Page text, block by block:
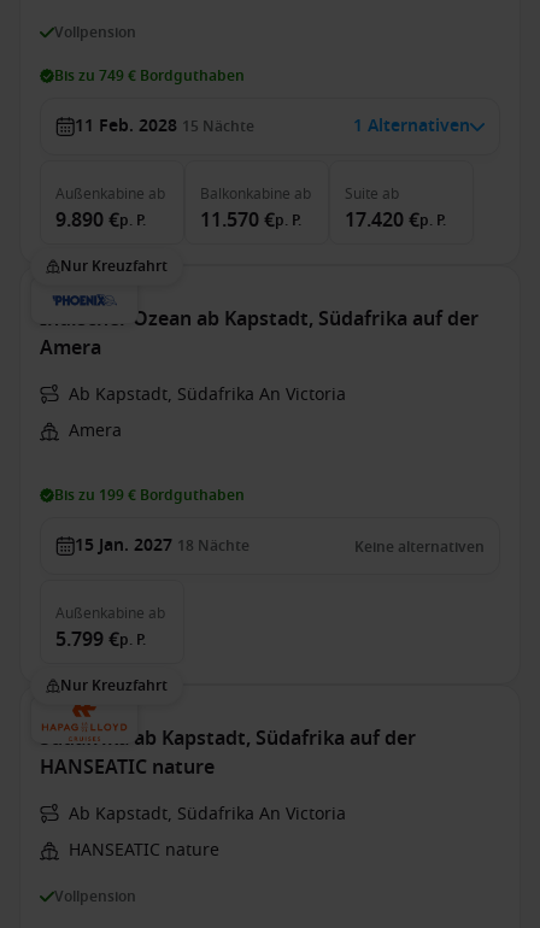
Vollpension
Bis zu 749 € Bordguthaben
11 Feb. 2028 15 Nächte 1 Alternativen
Außenkabine ab
9.890 €p. P.
Balkonkabine ab
11.570 €p. P.
Suite ab
17.420 €p. P.
Nur Kreuzfahrt
Indischer Ozean ab Kapstadt, Südafrika auf der
Amera
Ab Kapstadt, Südafrika An Victoria
Amera
Bis zu 199 € Bordguthaben
15 Jan. 2027 18 Nächte Keine alternativen
Außenkabine ab
5.799 €p. P.
Nur Kreuzfahrt
Südafrika ab Kapstadt, Südafrika auf der
HANSEATIC nature
Ab Kapstadt, Südafrika An Victoria
HANSEATIC nature
Vollpension